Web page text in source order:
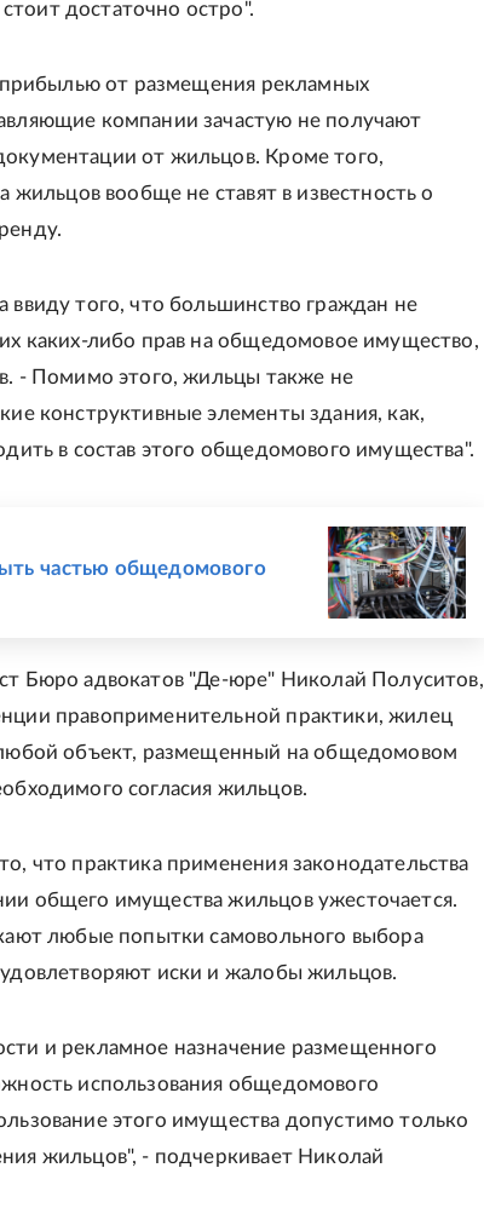
достаточно остро".
прибылью от размещения рекламных
компании зачастую не получают
от жильцов. Кроме того,
жильцов вообще не ставят в известность о
ввиду того, что большинство граждан не
каких-либо прав на общедомовое имущество,
- Помимо этого, жильцы также не
конструктивные элементы здания, как,
в состав этого общедомового имущества".
частью общедомового
Бюро адвокатов "Де-юре" Николай Полуситов,
правоприменительной практики, жилец
любой объект, размещенный на общедомовом
согласия жильцов.
что практика применения законодательства
общего имущества жильцов ужесточается.
любые попытки самовольного выбора
иски и жалобы жильцов.
и рекламное назначение размещенного
использования общедомового
этого имущества допустимо только
жильцов", - подчеркивает Николай